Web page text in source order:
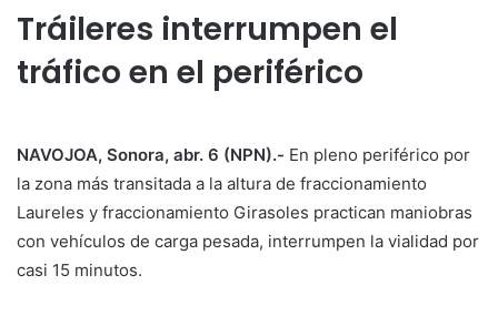
Tráileres interrumpen el
tráfico en el periférico
NAVOJOA, Sonora, abr. 6 (NPN).- En pleno periférico por
la zona más transitada a la altura de fraccionamiento
Laureles y fraccionamiento Girasoles practican maniobras
con vehículos de carga pesada, interrumpen la vialidad por
casi 15 minutos.